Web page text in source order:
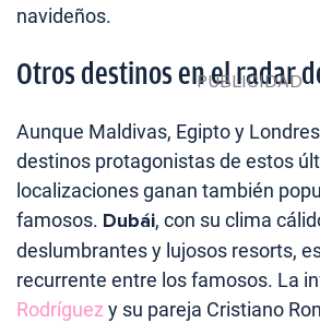
navideños.
Otros destinos en el radar
Aunque Maldivas, Egipto y
destinos protagonistas de estos
localizaciones ganan también
famosos. Dubái, con su clima
deslumbrantes y lujosos resorts,
recurrente entre los famosos. La
Rodríguezy su pareja Cristiano